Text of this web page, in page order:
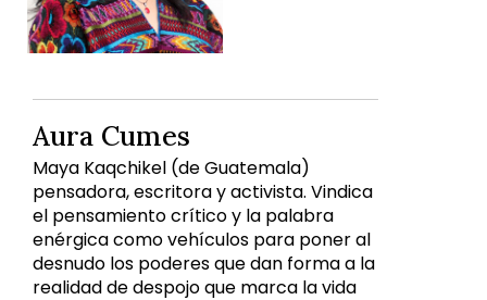
Aura Cumes
Maya Kaqchikel (de Guatemala)
pensadora, escritora y activista. Vindica
el pensamiento crítico y la palabra
enérgica como vehículos para poner al
desnudo los poderes que dan forma a la
realidad de despojo que marca la vida